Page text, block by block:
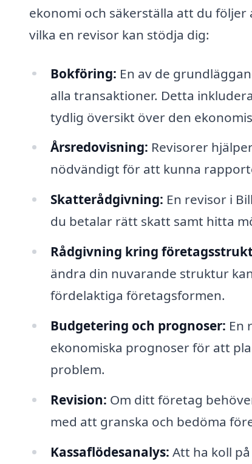
ekonomi och säkerställa att du
vilka en revisor kan stödja dig:
Bokföring: En av de
alla transaktioner. Detta
tydlig översikt över den
Årsredovisning: Revisorer
nödvändigt för att kunna
Skatterådgivning: En revisor i
du betalar rätt skatt samt hitta
Rådgivning kring
ändra din nuvarande struktur
fördelaktiga företagsformen.
Budgetering och prognoser: En
ekonomiska prognoser för att
problem.
Revision: Om ditt företag
med att granska och bedöma
Kassaflödesanalys: Att ha koll